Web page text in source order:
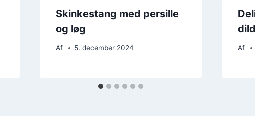
Skinkestang med persille
og løg
Af 5. december 2024 Af